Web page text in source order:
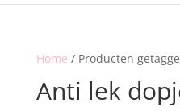
Home / Producten
Anti lek